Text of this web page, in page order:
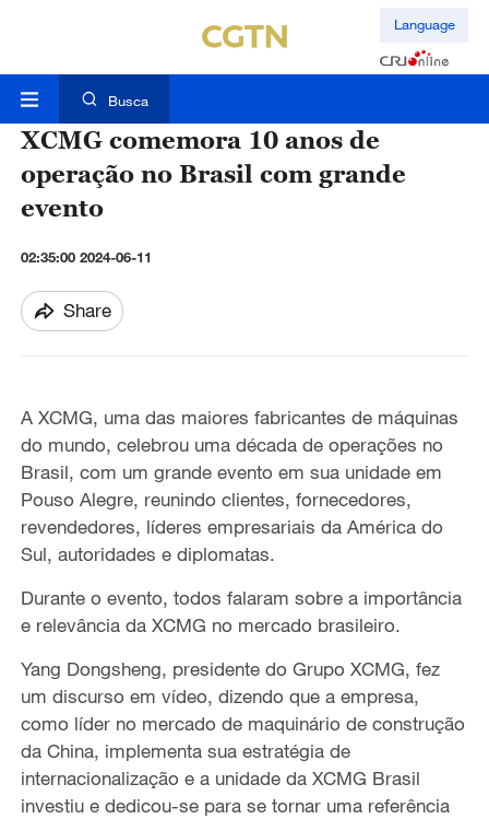
Language
Busca
XCMG comemora 10 anos de
operação no Brasil com grande
evento
02:35:00 2024-06-11
Share
A XCMG, uma das maiores fabricantes de máquinas
do mundo, celebrou uma década de operações no
Brasil, com um grande evento em sua unidade em
Pouso Alegre, reunindo clientes, fornecedores,
revendedores, líderes empresariais da América do
Sul, autoridades e diplomatas.
Durante o evento, todos falaram sobre a importância
e relevância da XCMG no mercado brasileiro.
Yang Dongsheng, presidente do Grupo XCMG, fez
um discurso em vídeo, dizendo que a empresa,
como líder no mercado de maquinário de construção
da China, implementa sua estratégia de
internacionalização e a unidade da XCMG Brasil
investiu e dedicou-se para se tornar uma referência